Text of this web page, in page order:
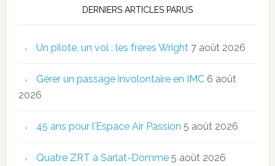
DERNIERS ARTICLES PARUS
Un pilote, un vol : les frères Wright 7 août 2026
Gérer un passage involontaire en IMC 6 août
2026
45 ans pour l’Espace Air Passion 5 août 2026
Quatre ZRT à Sarlat-Domme 5 août 2026